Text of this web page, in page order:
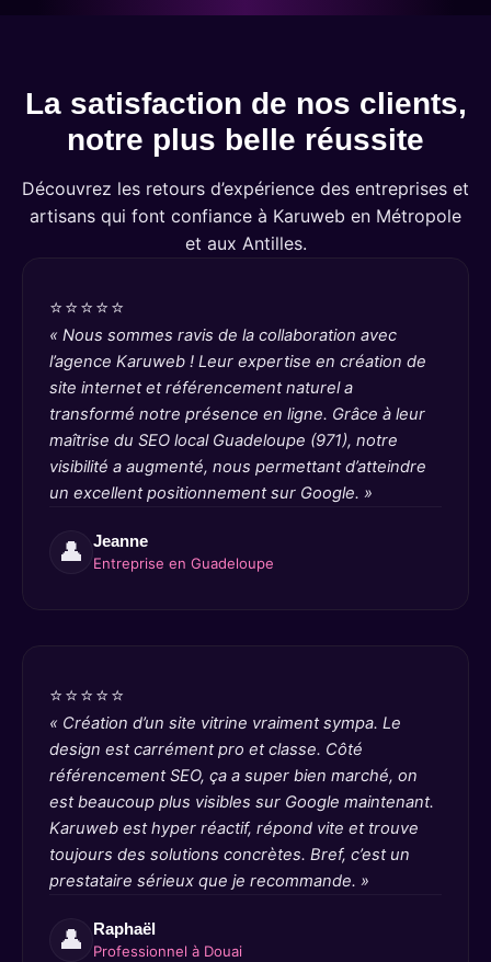
La satisfaction de nos clients,
notre plus belle réussite
Découvrez les retours d’expérience des entreprises et
artisans qui font confiance à Karuweb en Métropole
et aux Antilles.
⭐⭐⭐⭐⭐
« Nous sommes ravis de la collaboration avec
l’agence Karuweb ! Leur expertise en création de
site internet et référencement naturel a
transformé notre présence en ligne. Grâce à leur
maîtrise du SEO local Guadeloupe (971), notre
visibilité a augmenté, nous permettant d’atteindre
un excellent positionnement sur Google. »
👤 Jeanne
Entreprise en Guadeloupe
⭐⭐⭐⭐⭐
« Création d’un site vitrine vraiment sympa. Le
design est carrément pro et classe. Côté
référencement SEO, ça a super bien marché, on
est beaucoup plus visibles sur Google maintenant.
Karuweb est hyper réactif, répond vite et trouve
toujours des solutions concrètes. Bref, c’est un
prestataire sérieux que je recommande. »
👤 Raphaël
Professionnel à Douai